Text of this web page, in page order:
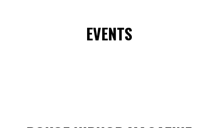
EVENTS